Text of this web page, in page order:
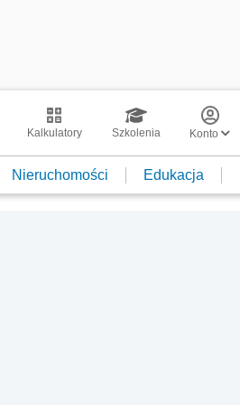
Kalkulatory Szkolenia Konto
Nieruchomości Edukacja